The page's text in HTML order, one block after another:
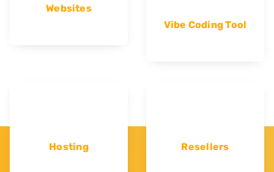
Websites
Vibe Coding Tool
Hosting Resellers